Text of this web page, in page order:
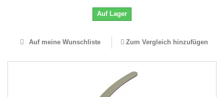
Auf Lager
Auf meine Wunschliste Zum Vergleich hinzufügen